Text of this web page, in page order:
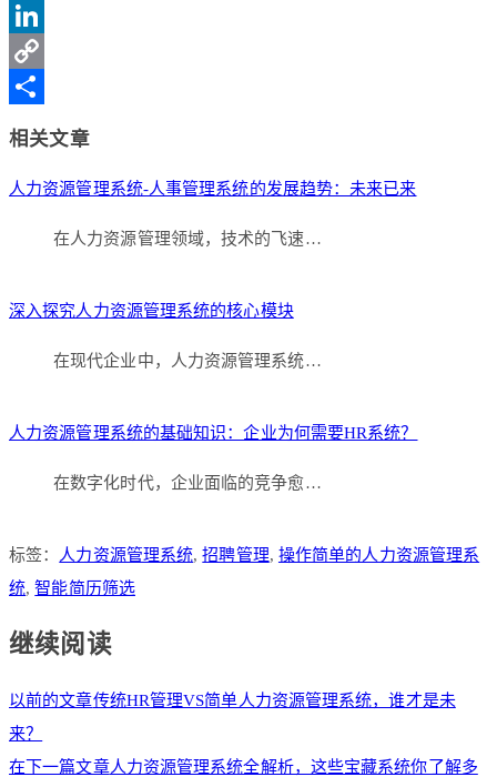
Sina
Weibo
LinkedIn
Copy
相关文章
人力资源管理系统-人事管理系统的发展趋势：未来已来
在人力资源管理领域，技术的飞速…
深入探究人力资源管理系统的核心模块
在现代企业中，人力资源管理系统…
人力资源管理系统的基础知识：企业为何需要HR系统？
在数字化时代，企业面临的竞争愈…
标签： 人力资源管理系统,招聘管理, 操作简单的人力资源管理系
统,智能简历筛选
继续阅读
以前的文章传统HR管理VS简单人力资源管理系统，谁才是未
来？
在下一篇文章人力资源管理系统全解析，这些宝藏系统你了解多